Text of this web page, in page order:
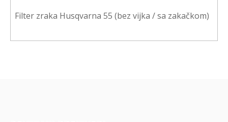
Filter zraka Husqvarna 55 (bez vijka / sa zakačkom)